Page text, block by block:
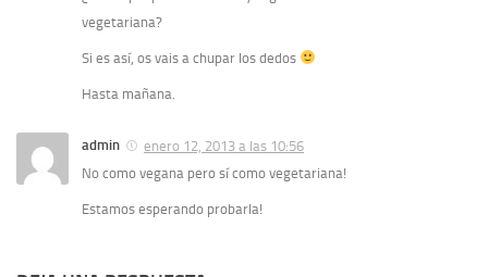
vegetariana?
Si es así, os vais a chupar los dedos
Hasta mañana.
admin
enero 12, 2013 a las 10:56
No como vegana pero sí como vegetariana!
Estamos esperando probarla!